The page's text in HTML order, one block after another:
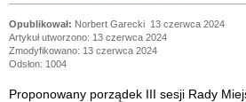
Norbert Garecki 13 czerwca 2024
Artykuł utworzono: 13 czerwca 2024
Zmodyfikowano: 13 czerwca 2024
Odsłon: 1004
Proponowany porządek III sesji Rady